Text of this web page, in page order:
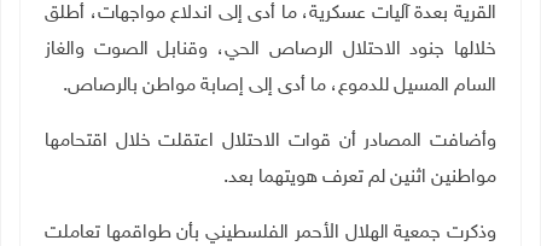
القرية بعدة آليات عسكرية، ما أدى إلى اندلاع مواجهات، أطلق
خلالها جنود الاحتلال الرصاص الحي، وقنابل الصوت والغاز
السام المسيل للدموع، ما أدى إلى إصابة مواطن بالرصاص.
وأضافت المصادر أن قوات الاحتلال اعتقلت خلال اقتحامها
مواطنين اثنين لم تعرف هويتهما بعد.
وذكرت جمعية الهلال الأحمر الفلسطيني بأن طواقمها تعاملت